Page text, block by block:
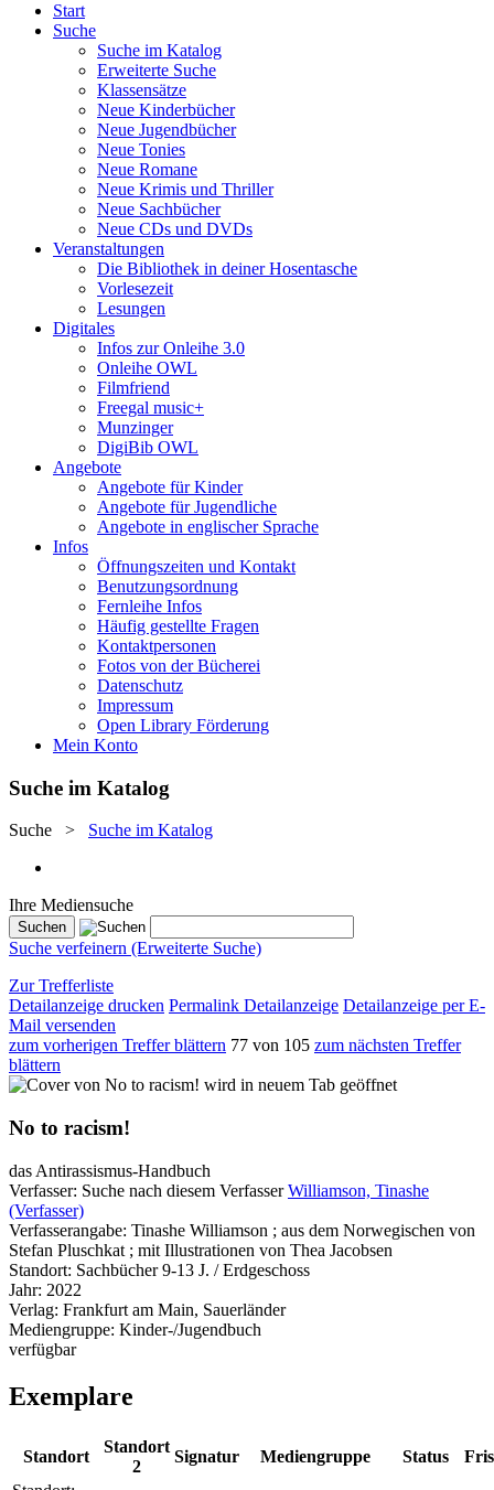
Start
Suche
Suche im Katalog
Erweiterte Suche
Klassensätze
Neue Kinderbücher
Neue Jugendbücher
Neue Tonies
Neue Romane
Neue Krimis und Thriller
Neue Sachbücher
Neue CDs und DVDs
Veranstaltungen
Die Bibliothek in deiner Hosentasche
Vorlesezeit
Lesungen
Digitales
Infos zur Onleihe 3.0
Onleihe OWL
Filmfriend
Freegal music+
Munzinger
DigiBib OWL
Angebote
Angebote für Kinder
Angebote für Jugendliche
Angebote in englischer Sprache
Infos
Öffnungszeiten und Kontakt
Benutzungsordnung
Fernleihe Infos
Häufig gestellte Fragen
Kontaktpersonen
Fotos von der Bücherei
Datenschutz
Impressum
Open Library Förderung
Mein Konto
Suche im Katalog
Suche > Suche im Katalog
Ihre Mediensuche
Suche verfeinern (Erweiterte Suche)
Zur Trefferliste
Detailanzeige drucken Permalink Detailanzeige Detailanzeige per E-
Mail versenden
zum vorherigen Treffer blättern 77 von 105 zum nächsten Treffer
blättern
wird in neuem Tab geöffnet
No to racism!
das Antirassismus-Handbuch
Verfasser: Suche nach diesem Verfasser Williamson, Tinashe
(Verfasser)
Verfasserangabe: Tinashe Williamson ; aus dem Norwegischen von
Stefan Pluschkat ; mit Illustrationen von Thea Jacobsen
Standort: Sachbücher 9-13 J. / Erdgeschoss
Jahr: 2022
Verlag: Frankfurt am Main, Sauerländer
Mediengruppe: Kinder-/Jugendbuch
verfügbar
Exemplare
Standort
Standort
2
Signatur Mediengruppe Status